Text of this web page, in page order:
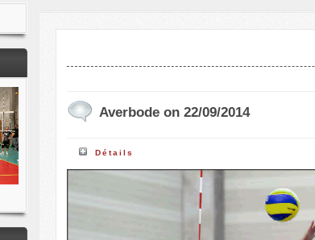
Averbode on 22/09/2014
Détails